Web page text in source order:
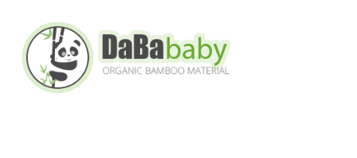
content